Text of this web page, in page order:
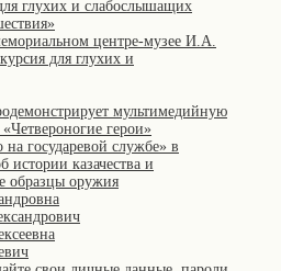
глухих и слабослышащих
центре-музее И.А.
для глухих и
мультимедийную
герои»
на государевой службе» в
истории казачества и
образцы оружия